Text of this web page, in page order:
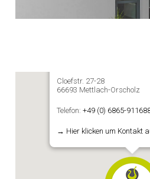
Cloefstr. 27-28
66693 Mettlach-Orscholz
Telefon: +49 (0) 6865-
→ Hier klicken um Kontakt